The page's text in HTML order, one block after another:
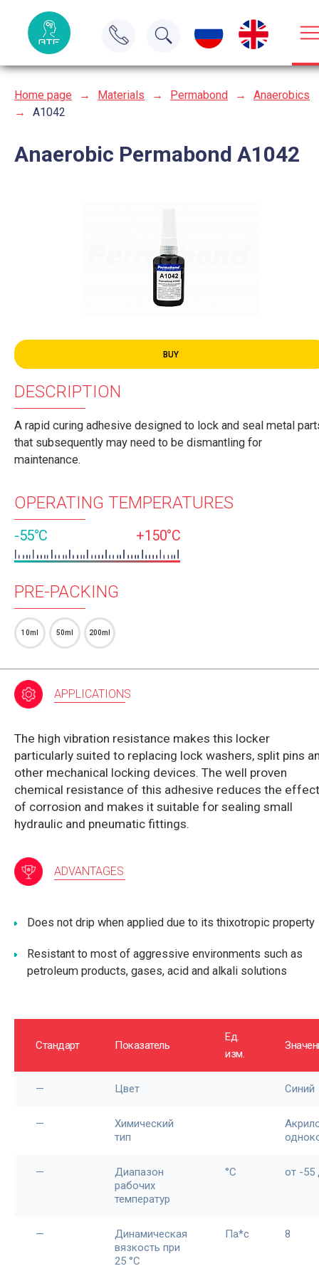
Home page → Materials → Permabond →
Anaerobics
→
A1042
Anaerobic Permabond A1042
BUY
DESCRIPTION
A rapid curing adhesive designed to lock and seal metal
that subsequently may need to be dismantling for
maintenance.
OPERATING TEMPERATURES
-55°C +150°C
PRE-PACKING
10ml 50ml 200ml
APPLICATIONS
The high vibration resistance makes this locker
particularly suited to replacing lock washers, split pins
other mechanical locking devices. The well proven
chemical resistance of this adhesive reduces the
of corrosion and makes it suitable for sealing small
hydraulic and pneumatic fittings.
ADVANTAGES
Does not drip when applied due to its thixotropic property
Resistant to most of aggressive environments such as
petroleum products, gases, acid and alkali solutions
Стандарт Показатель
Ед.
изм.
— Цвет Синий
—
Химический
тип
—
Диапазон
рабочих
температур
°С от -55
—
Динамическая
вязкость при
25 °С
Па*с 8